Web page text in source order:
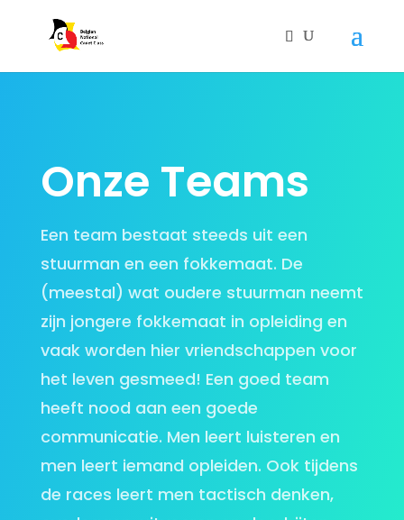
Onze Teams
Een team bestaat steeds uit een
stuurman en een fokkemaat. De
(meestal) wat oudere stuurman neemt
zijn jongere fokkemaat in opleiding en
vaak worden hier vriendschappen voor
het leven gesmeed! Een goed team
heeft nood aan een goede
communicatie. Men leert luisteren en
men leert iemand opleiden. Ook tijdens
de races leert men tactisch denken,